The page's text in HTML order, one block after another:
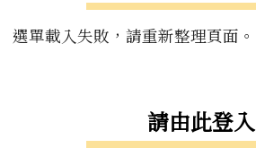
選單載入失敗，請重新整理頁面。
請由此登入